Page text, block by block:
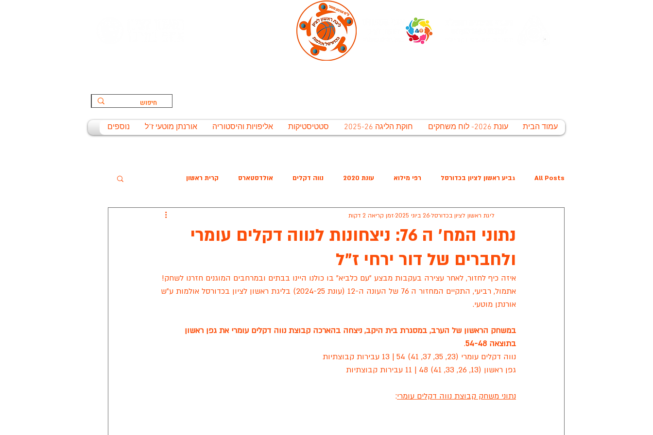
עמוד הבית עונת 2026- לוח משחקים חוקת הליגה 2025-26 סטטיסטיקות אליפויות והיסטוריה אורנתן מוטעי ז"ל נוספים
All Posts גביע ראשון לציון בכדורסל רפי מילוא עונת 2020 נווה דקלים אולדסטארס קרית ראשון
פרס נובל קרית הלאום המפציצים שישיסל האריות
אפיק ניסים מישור הנוף קרית גנים שיקגו ארונות הראל
מתחבר ראשון לציון אליצור ראשון לציון גפן ראשון לציון הכלוב לזכרה של שירה שאשא סיאסטה חלון של מזרן איטלקי
ליגת הכדורסל של החירשים בישראל שידור חי מכבי רוזן ראשלצ עונת 2022 מסור TEAM
נתוני המח' ה 76: ניצחונות לנווה דקלים עומרי
ולחברים של דור ירחי ז"ל
ליגת ראשון לציון בכדורסל26 ביוני 2025 זמן קריאה 2 דקות
איזה כיף לחזור, לאחר עצירה בעקבות מבצע "עם כלביא" בו כולנו היינו בבתים ובמרחבים המוגנים חזרנו לשחק!
אתמול, רביעי, התקיים המחזור ה 76
של העונה ה-12 (עונת 2024-25) בליגת ראשון לציון בכדורסל אולמות ע"ש
אורנתן מוטעי.
במשחק הראשון של הערב, במסגרת בית היקב, ניצחה בהארכה קבוצת נווה דקלים עומרי את גפן ראשון
בתוצאה 54-48
.
נווה דקלים עומרי (23, 35, 37, 41) 54 | 13 עבירות קבוצתיות
גפן ראשון (13, 26, 33, 41) 48 | 11 עבירות קבוצתיות
נתוני משחק קבוצת נווה דקלים עומרי: